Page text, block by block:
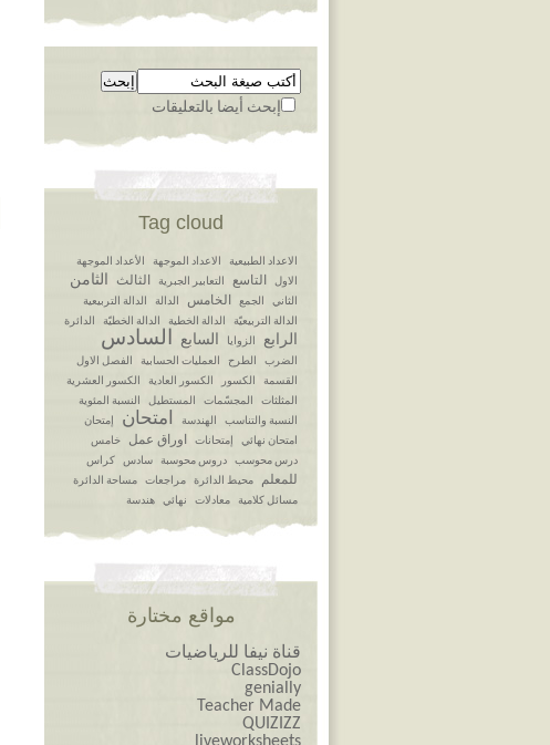
إبحث أيضا بالتعليقات
Tag cloud
الاعداد الطبيعية الاعداد الموجهة
الأعداد الموجهة
الاول
التاسع التعابير الجبرية الثالث الثامن
الثاني الجمع الخامس الدالة
الدالة التربيعية
الدالة التربيعيّة
الدالة الخطية الدالة الخطيّة الدائرة
الرابع الزوايا السابع السادس
الضرب الطرح العمليات الحسابية
الفصل الاول
القسمة
الكسور الكسور العادية
الكسور العشرية
المثلثات
المجسّمات المستطيل
النسبة المئوية
النسبة والتناسب
الهندسة امتحان
إمتحان
امتحان نهائي
إمتحانات اوراق عمل
خامس
درس محوسب
دروس محوسبة سادس كراس
للمعلم محيط الدائرة مراجعات
مساحة الدائرة
مسائل كلامية
معادلات نهائي هندسة
مواقع مختارة
قناة نيفا للرياضيات
ClassDojo
genially
Teacher Made
QUIZIZZ